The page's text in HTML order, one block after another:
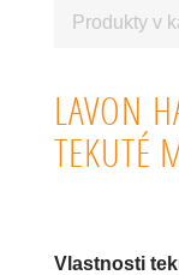
Produkty v
LAVON
TEKUTÉ
Vlastnosti